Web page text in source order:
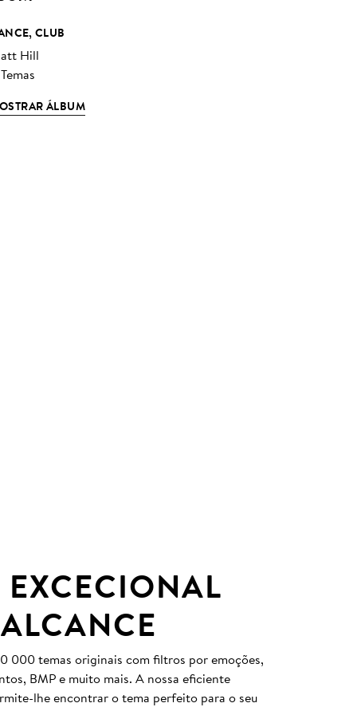
CLUB
Hill
ÁLBUM
000 temas originais com filtros por emoções,
BMP e muito mais. A nossa eficiente
lhe encontrar o tema perfeito para o seu